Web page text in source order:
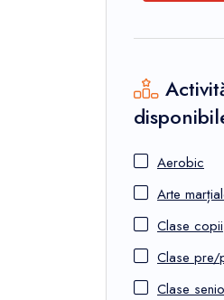
Aerobic
Arte
Clase copii
Clase pre/
Clase